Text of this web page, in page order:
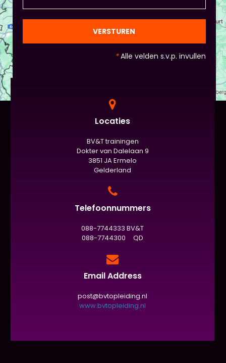
en die van Piet en vervolgens de deelnemers:
gezien de eindpresentaties van 5 minuten de
officiële/vaste werkvorm zijn. Voor beginners is het
evaluatieformulier niet :)
VERSTUREN
*Alle velden s.v.p. invullen
Locaties
BV&T trainingen
Dokter van Dalelaan 9
3851 JA Ermelo
Gelderland
Telefoonnummers
088-7744333 BV&T
088-7744300 QD
Email Address
post@bvtopleiding.nl
www.bvtopleiding.nl